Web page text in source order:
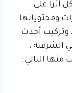
أثراً على
ومحتوياتها
وتركيب أحدث
الشرقية ،
التالي :